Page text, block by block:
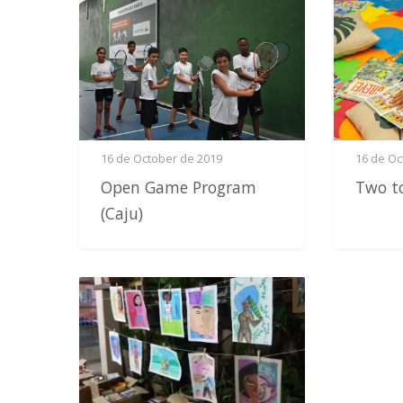
16 de October de 2019
Open Game Program
(Caju)
16 de
Two